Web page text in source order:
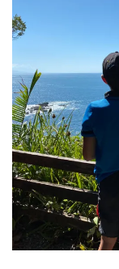
AMÉRIQUE
AMÉRIQUE DU SUD
TOUR DU MONDE
CONTACT